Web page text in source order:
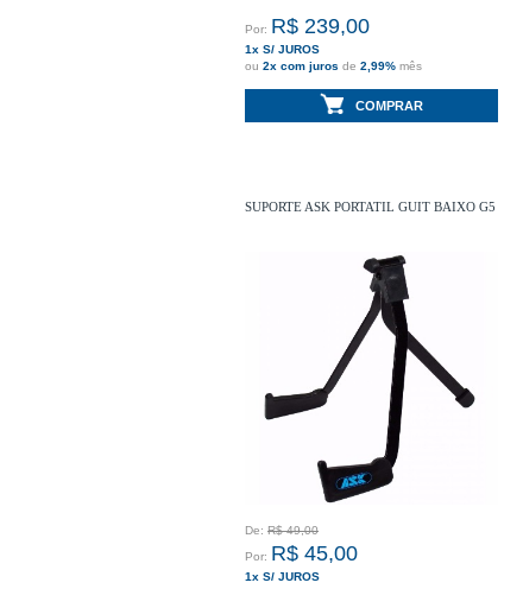
Por: R$ 239,00
1x S/ JUROS
ou 2x com juros de 2,99% mês
COMPRAR
SUPORTE ASK PORTATIL GUIT BAIXO G5
De: R$ 49,00
Por: R$ 45,00
1x S/ JUROS